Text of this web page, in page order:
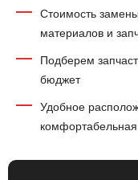
Стоимость
материалов и
Подберем
бюджет
Удобное